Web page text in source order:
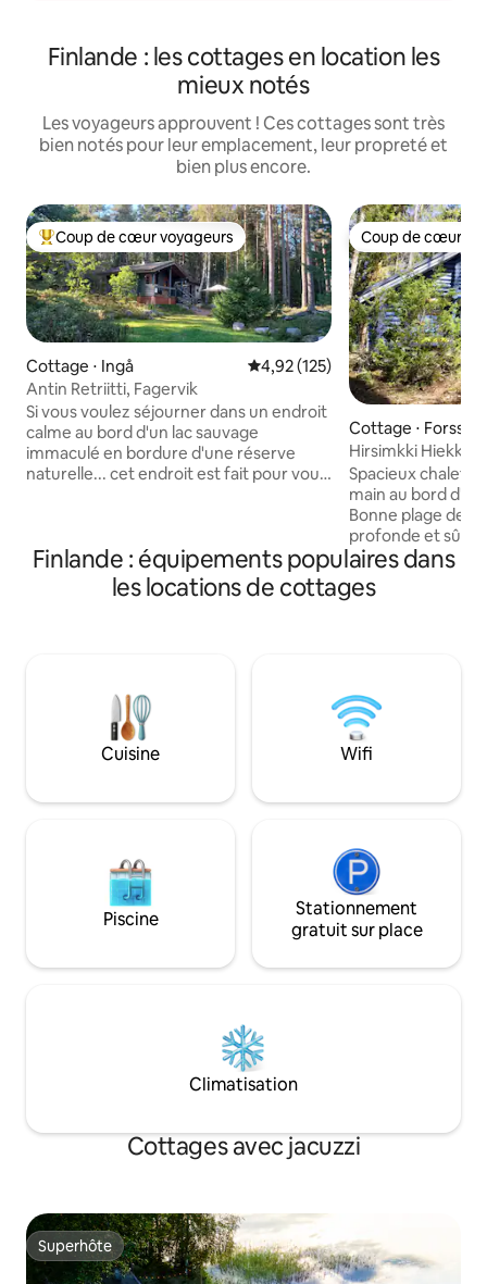
Finlande : les cottages en location les
mieux notés
Les voyageurs approuvent ! Ces cottages sont très
bien notés pour leur emplacement, leur propreté et
bien plus encore.
Coups de cœur voyageurs les plus appréciés
Coup de cœur voyageurs
Cottage ⋅ Ingå Évaluation moyenne sur la
4,92 (125)
Antin Retriitti, Fagervik
Si vous voulez séjourner dans un endroit
calme au bord d'un lac sauvage
immaculé en bordure d'une réserve
naturelle... cet endroit est fait pour vous.
réfrigérateur, comptoir et plaques
chauffantes. Eau froide courante. Un
sauna au feu de bois où vous pouvez
disposition. Toilettes sèches à
compostage. Option de trajet en voiture
depuis Inkoo ou Karjaa, envoyez un
message et nous nous mettrons
Coup de cœur
Coup de cœur
Cottage ⋅ Forssa
Hirsimkki
Spacieux chalet
main au bord d'un
Bonne plage de
profonde et sûre
Ponton privé à
cheminée de réserve. Le
des baies et des
bois à proximité.
de tourisme de
parcs nationaux,
Turku ou
Finlande : équipements populaires dans
les locations de cottages
Cuisine Wifi
Piscine
Stationnement
gratuit sur place
Climatisation
Cottages avec jacuzzi
Superhôte
Superhôte